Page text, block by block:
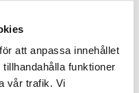
att anpassa innehållet
funktioner
vår trafik. Vi
that want
States